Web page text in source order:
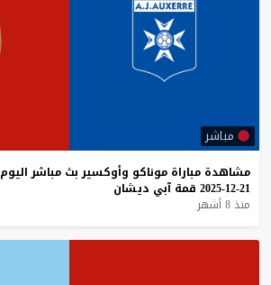
مباشر
مشاهدة مباراة موناكو وأوكسير بث مباشر اليوم
21-12-2025
قمة آبي ديشان
منذ 8 أشهر